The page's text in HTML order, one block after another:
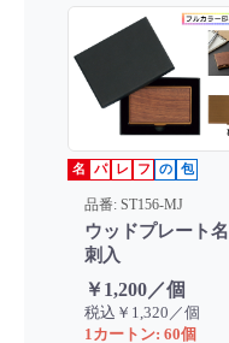
名 パ レ フ の 包
品番: ST156-MJ
ウッドプレート名
刺入
￥1,200／個
税込￥1,320／個
1カートン: 60個